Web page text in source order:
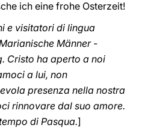
ich eine frohe Osterzeit!
e visitatori di lingua
Männer -
Cristo ha aperto a noi
a lui, non
presenza nella nostra
rinnovare dal suo amore.
di Pasqua.]